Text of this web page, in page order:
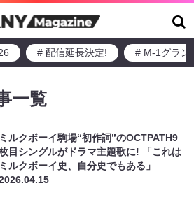
# 配信延長決定! # M-1グラン
一覧
ミルクボーイ駒場“初作詞”のOCTPATH9
目シングルがドラマ主題歌に! 「これは
ミルクボーイ史、自分史でもある」